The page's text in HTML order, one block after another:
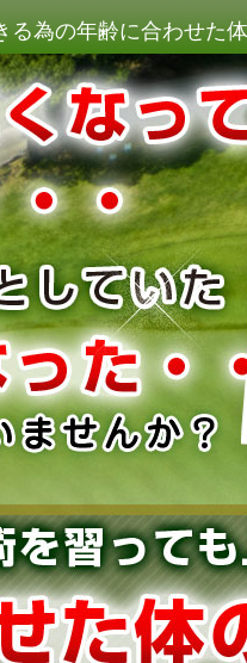
為の年齢に合わせた